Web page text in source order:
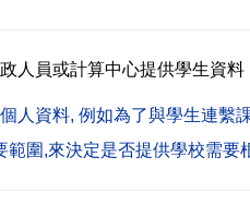
人員或計算中心提供學生資
人資料, 例如為了與學生連
圍,來決定是否提供學校需